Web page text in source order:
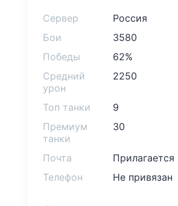
Сервер
Россия
Бои
3580
Победы
62%
Средний
урон
2250
Топ танки
9
Премиум
танки
30
Почта
Прилагается
Телефон
Не привязан